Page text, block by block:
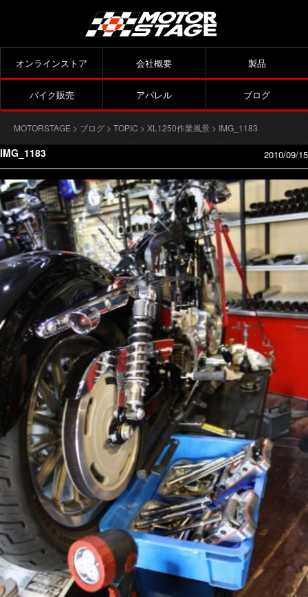
オンラインストア 会社概要 製品
バイク販売 アパレル ブログ
MOTORSTAGE > ブログ > TOPIC > XL1250作業風景 > IMG_1183
IMG_1183 2010/09/15